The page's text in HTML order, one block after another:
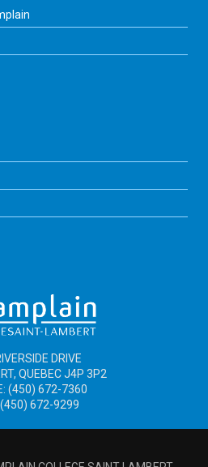
DRIVE
QUEBEC J4P 3P2
(450) 672-7360
(450) 672-9299